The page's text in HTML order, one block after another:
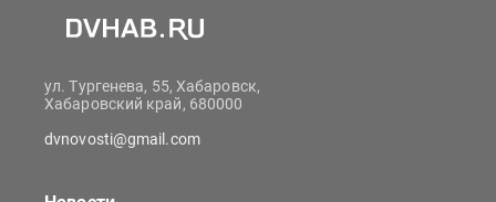
ул. Тургенева, 55, Хабаровск,
Хабаровский край, 680000
dvnovosti@gmail.com